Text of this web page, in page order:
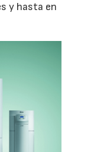
y hasta en